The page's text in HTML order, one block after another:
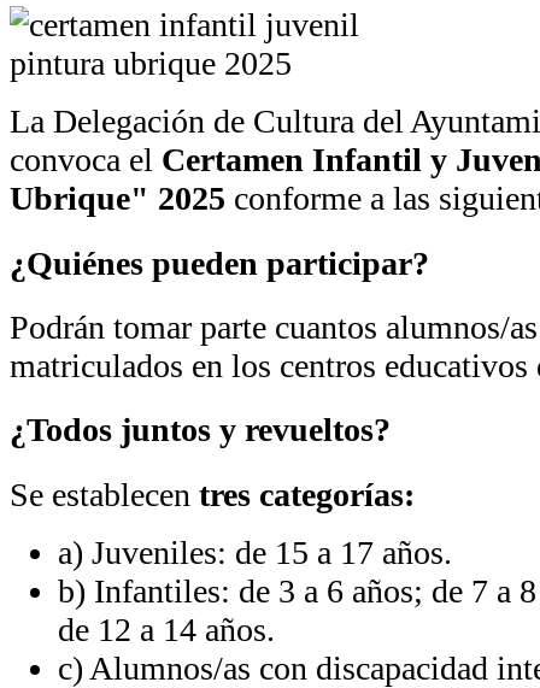
La Delegación de Cultura del
convoca el Certamen Infantil y
Ubrique" 2025 conforme a las
¿Quiénes pueden participar?
Podrán tomar parte cuantos alumnos/
matriculados en los centros
¿Todos juntos y revueltos?
Se establecen tres categorías:
a) Juveniles: de 15 a 17 años.
b) Infantiles: de 3 a 6 años; de 7 a
de 12 a 14 años.
c) Alumnos/as con discapacidad